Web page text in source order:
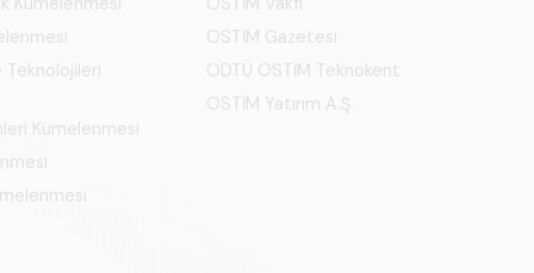
Teknolojileri
Kümelenmesi
OSTİM Gazetesi
ODTÜ OSTİM Teknokent
OSTİM Yatırım A.Ş.